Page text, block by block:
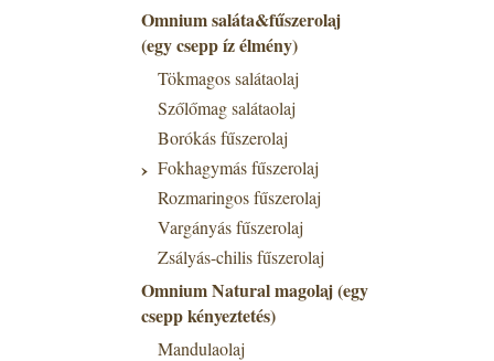
Omnium saláta&fűszerolaj
(egy csepp íz élmény)
Tökmagos salátaolaj
Szőlőmag salátaolaj
Borókás fűszerolaj
Fokhagymás fűszerolaj
Rozmaringos fűszerolaj
Vargányás fűszerolaj
Zsályás-chilis fűszerolaj
Omnium Natural magolaj (egy
csepp kényeztetés)
Mandulaolaj